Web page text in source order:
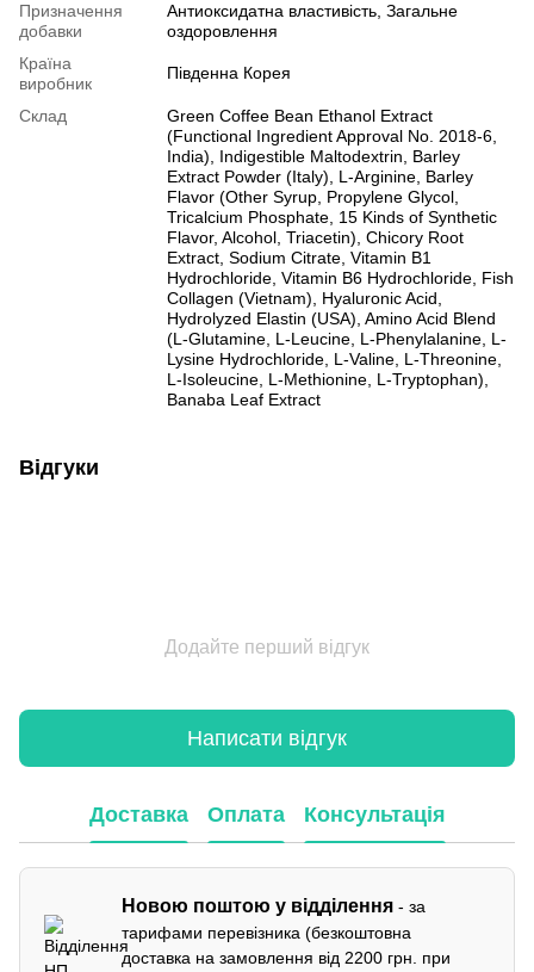
Призначення
добавки
Антиоксидатна властивість, Загальне
оздоровлення
Країна
виробник
Південна Корея
Склад
Green Coffee Bean Ethanol Extract
(Functional Ingredient Approval No. 2018-6,
India), Indigestible Maltodextrin, Barley
Extract Powder (Italy), L-Arginine, Barley
Flavor (Other Syrup, Propylene Glycol,
Tricalcium Phosphate, 15 Kinds of Synthetic
Flavor, Alcohol, Triacetin), Chicory Root
Extract, Sodium Citrate, Vitamin B1
Hydrochloride, Vitamin B6 Hydrochloride, Fish
Collagen (Vietnam), Hyaluronic Acid,
Hydrolyzed Elastin (USA), Amino Acid Blend
(L-Glutamine, L-Leucine, L-Phenylalanine, L-
Lysine Hydrochloride, L-Valine, L-Threonine,
L-Isoleucine, L-Methionine, L-Tryptophan),
Banaba Leaf Extract
Відгуки
Додайте перший відгук
Написати відгук
Доставка Оплата Консультація
Новою поштою у відділення - за
тарифами перевізника (безкоштовна
доставка на замовлення від 2200 грн. при